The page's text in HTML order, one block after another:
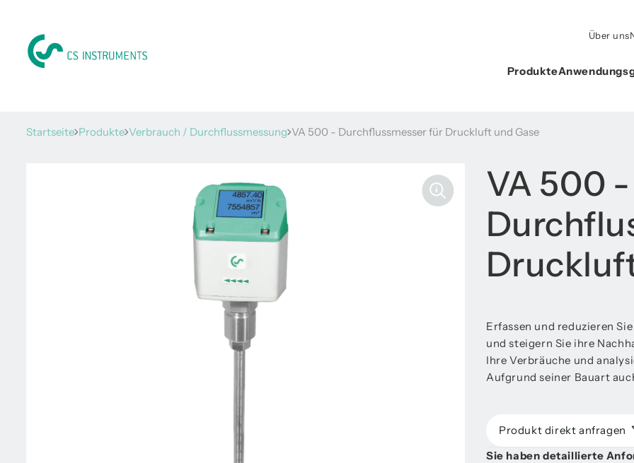
Über uns
Produkte
Startseite Produkte Verbrauch / Durchflussmessung VA 500 - Durchflussmesser für Druckluft und Gase
VA 500 -
Erfassen und reduzieren
und steigern Sie ihre
Ihre Verbräuche und
Aufgrund seiner Bauart
Produkt direkt anfragen
Sie haben detaillierte